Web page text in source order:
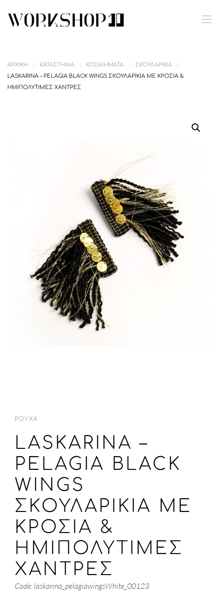
Skip to main content
ΑΡΧΙΚΉ ΚΑΤΆΣΤΗΜΑ ΚΟΣΜΉΜΑΤΑ
ΣΚΟΥΛΑΡΊΚΙΑ
LASKARINA – PELAGIA BLACK WINGS ΣΚΟΥΛΑΡΊΚΙΑ ΜΕ ΚΡΌΣΙΑ &
ΗΜΙΠΟΛΎΤΙΜΕΣ ΧΆΝΤΡΕΣ
ΡΟΎΧΑ
LASKARINA –
PELAGIA BLACK
WINGS
ΣΚΟΥΛΑΡΊΚΙΑ ΜΕ
ΚΡΌΣΙΑ &
ΗΜΙΠΟΛΎΤΙΜΕΣ
ΧΆΝΤΡΕΣ
Code: laskarina_pelagiawingsWhite_00123